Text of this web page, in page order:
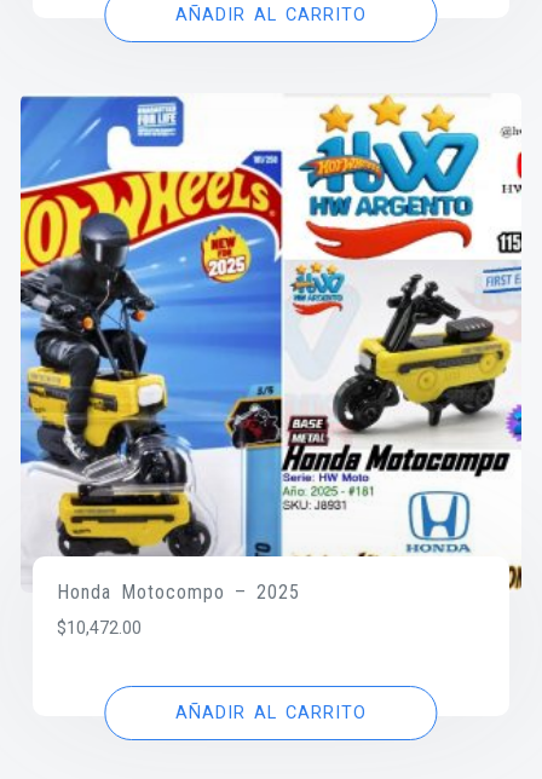
AÑADIR AL CARRITO
Honda Motocompo – 2025
$10,472.00
AÑADIR AL CARRITO